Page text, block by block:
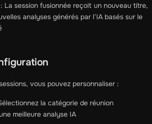
: La session fusionnée reçoit un nouveau titre,
analyses générés par l’IA basés sur le
vous pouvez personnaliser :
la catégorie de réunion
meilleure analyse IA